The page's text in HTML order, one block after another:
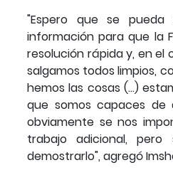
"Espero que se
información para que la
resolución rápida y, en el
salgamos todos limpios,
hemos las cosas (…)
que somos capaces de
obviamente se nos
trabajo adicional, pero
demostrarlo", agregó